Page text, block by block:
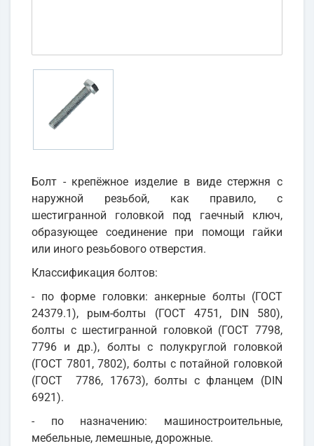
Болт - крепёжное изделие в виде стержня с
наружной резьбой, как правило, с
шестигранной головкой под гаечный ключ,
образующее соединение при помощи гайки
или иного резьбового отверстия.
Классификация болтов:
- по форме головки: анкерные болты (ГОСТ
24379.1), рым-болты (ГОСТ 4751, DIN 580),
болты с шестигранной головкой (ГОСТ 7798,
7796 и др.), болты с полукруглой головкой
(ГОСТ 7801, 7802), болты с потайной головкой
(ГОСТ 7786, 17673), болты с фланцем (DIN
6921).
- по назначению: машиностроительные,
мебельные, лемешные, дорожные.